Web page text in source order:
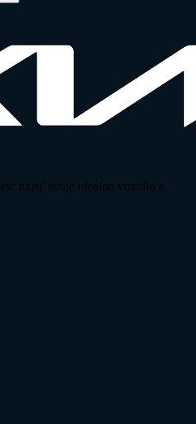
nájsť svoje ideálne vozidlo a